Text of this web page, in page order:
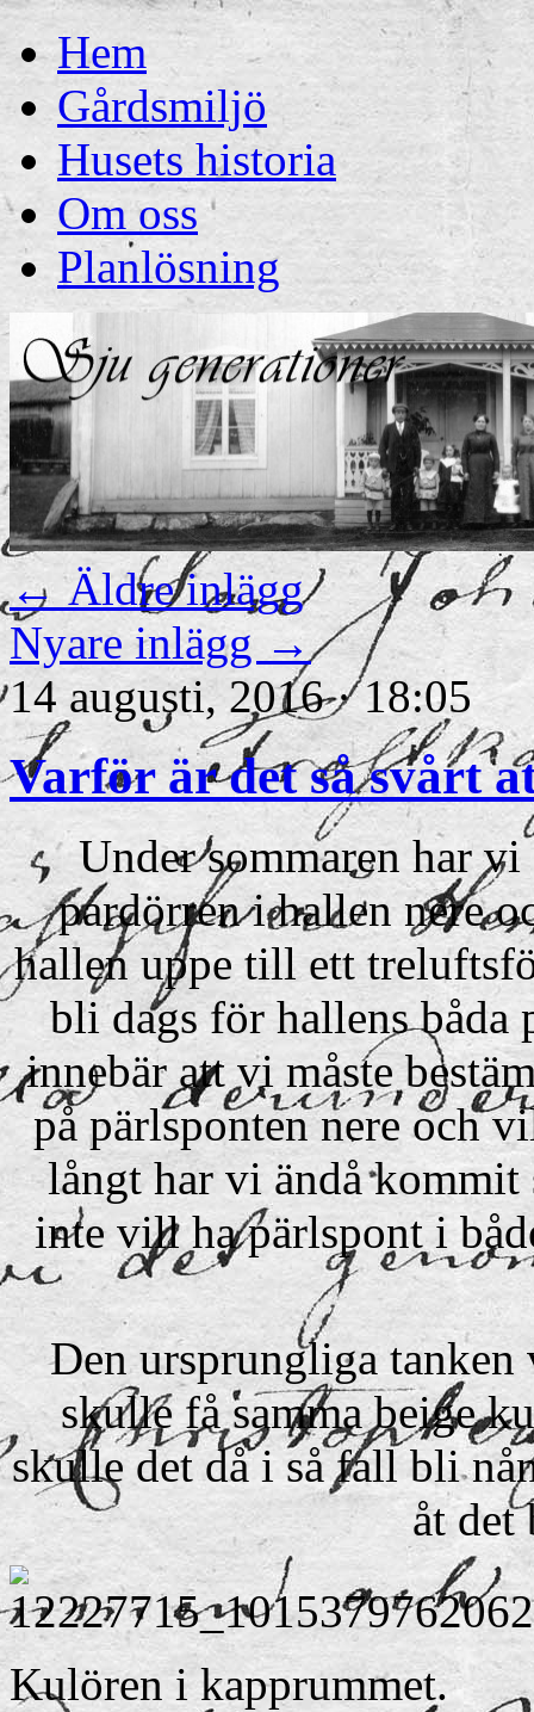
Hem
Gårdsmiljö
Husets historia
Om oss
Planlösning
←Äldre inlägg
Nyare inlägg →
14 augusti, 2016 · 18:05
Varför är det så svårt
Under sommaren har
pardörren i hallen nere
hallen uppe till ett
bli dags för hallens båda
innebär att vi måste
på pärlsponten nere och
långt har vi ändå
inte vill ha pärlspont i
Den ursprungliga tanken
skulle få samma beige
skulle det då i så fall bli
åt det
Kulören i kapprummet.